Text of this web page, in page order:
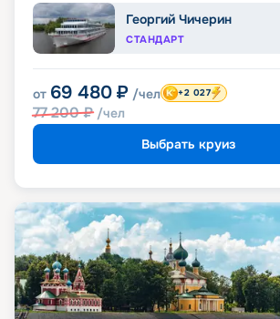
Георгий Чичерин
СТАНДАРТ
от 69 480 ₽ /чел
77 200₽ /чел
+2 027
Выбрать круиз